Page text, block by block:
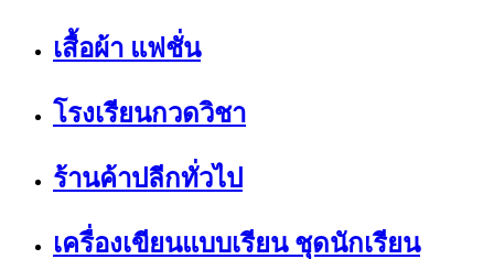
เสื้อผ้า แฟชั่น
โรงเรียนกวดวิชา
ร้านค้าปลีกทั่วไป
เครื่องเขียนแบบเรียน ชุดนักเรียน